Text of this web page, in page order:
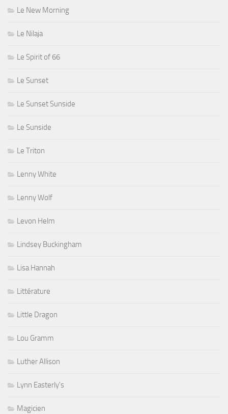
Le New Morning
Le Nilaja
Le Spirit of 66
Le Sunset
Le Sunset Sunside
Le Sunside
Le Triton
Lenny White
Lenny Wolf
Levon Helm
Lindsey Buckingham
Lisa Hannah
Littérature
Little Dragon
Lou Gramm
Luther Allison
Lynn Easterly's
Magicien